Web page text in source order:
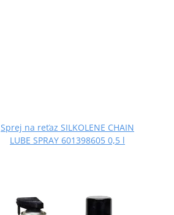
Sprej na reťaz SILKOLENE CHAIN
LUBE SPRAY 601398605 0,5 l